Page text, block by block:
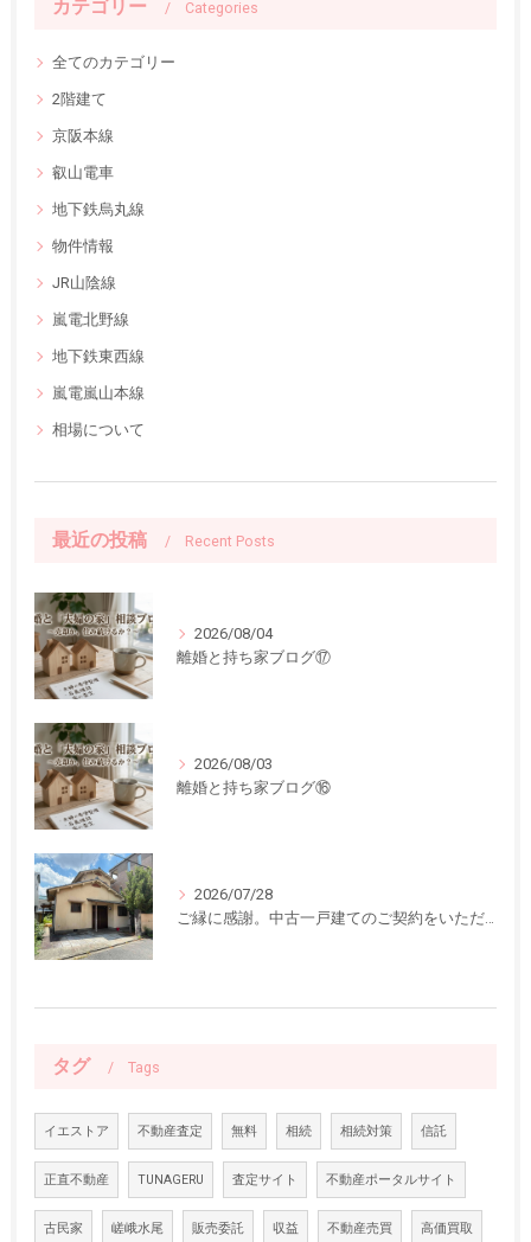
カテゴリー Categories
全てのカテゴリー
2階建て
京阪本線
叡山電車
地下鉄烏丸線
物件情報
JR山陰線
嵐電北野線
地下鉄東西線
嵐電嵐山本線
相場について
最近の投稿 Recent Posts
2026/08/04
離婚と持ち家ブログ⑰
2026/08/03
離婚と持ち家ブログ⑯
2026/07/28
ご縁に感謝。中古一戸建てのご契約をいただきました
タグ Tags
イエストア 不動産査定 無料 相続 相続対策 信託
正直不動産 TUNAGERU 査定サイト 不動産ポータルサイト
古民家 嵯峨水尾 販売委託 収益 不動産売買 高価買取